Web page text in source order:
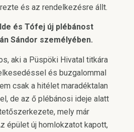
és az rendelkezésre állt.
és Tófej új plébánost
Sándor személyében.
aki a Püspöki Hivatal titkára
és buzgalommal
csak a hitélet maradéktalan
de az ő plébánosi ideje alatt
mely már
épület új homlokzatot kapott,